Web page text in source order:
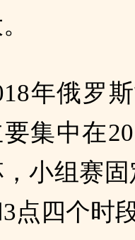
年俄罗
集中在
小组赛
点四个时段